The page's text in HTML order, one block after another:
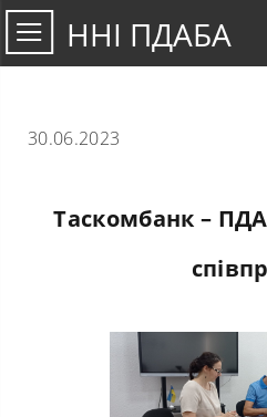
ННІ ПДАБА
30.06.2023
Таскомбанк –